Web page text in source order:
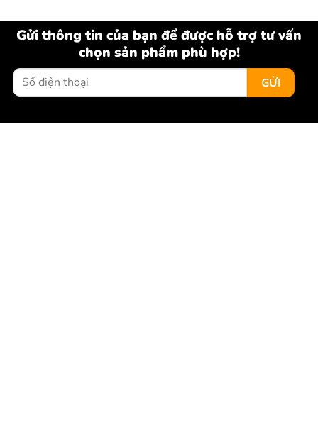
Gửi thông tin của bạn để được hỗ trợ tư vấn
chọn sản phẩm phù hợp!